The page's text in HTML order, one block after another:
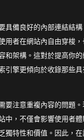
具備良好的內部連結結
用者在網站內自由穿梭
和架構。這對於提高你
引擎更傾向於收錄那些
要注意重複內容的問題
中，不僅會影響使用者
獨特性和價值。因此，在